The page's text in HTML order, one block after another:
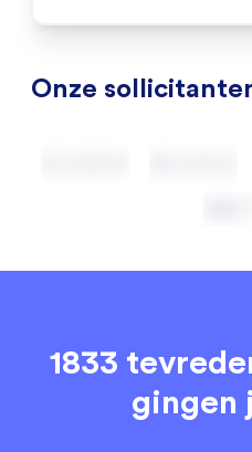
Onze
1833
gingen